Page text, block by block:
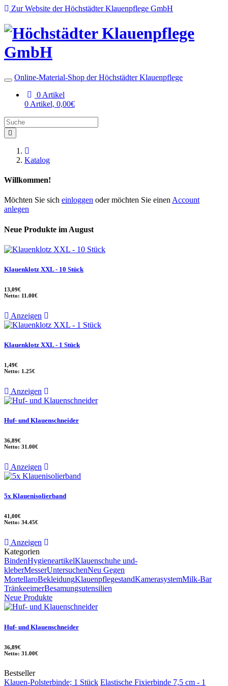
Zur Website der Höchstädter Klauenpflege GmbH
Online-Material-Shop der Höchstädter Klauenpflege
0 Artikel
0 Artikel, 0,00€
Katalog
Willkommen!
Möchten Sie sich einloggen oder möchten Sie einenAccount
anlegen
Neue Produkte im August
Klauenklotz XXL - 10 Stück
13,09€
Netto: 11.00€
Anzeigen
Klauenklotz XXL - 1 Stück
1,49€
Netto: 1.25€
Anzeigen
Huf- und Klauenschneider
36,89€
Netto: 31.00€
Anzeigen
5x Klauenisolierband
41,00€
Netto: 34.45€
Anzeigen
Kategorien
BindenHygieneartikelKlauenschuhe und-
kleberMesserUntersuchenNeu Gegen
MortellaroBekleidungKlauenpflegestandKamerasystemMilk-Bar
TränkeeimerBesamungsutensilien
Neue Produkte
Huf- und Klauenschneider
36,89€
Netto: 31.00€
Bestseller
Klauen-Polsterbinde; 1 Stück Elastische Fixierbinde 7,5 cm - 1